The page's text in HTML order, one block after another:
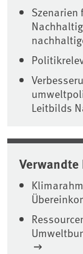
Szenarien
Leitbilds